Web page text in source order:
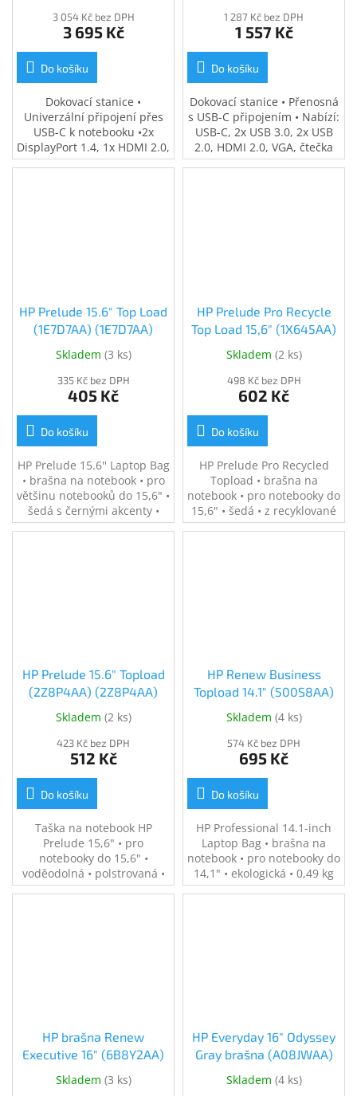
3 054 Kč bez DPH
3 695 Kč
Do košíku
Dokovací stanice •
Univerzální připojení přes
USB-C k notebooku •2x
DisplayPort 1.4, 1x HDMI 2.0,
1x RJ-45, 4x USB 3.0, 2x USB-
1 287 Kč bez DPH
1 557 Kč
Do košíku
Dokovací stanice • Přenosná
s USB-C připojením • Nabízí:
USB-C, 2x USB 3.0, 2x USB
2.0, HDMI 2.0, VGA, čtečka
SD/microSD karet, audio
HP Prelude 15.6" Top Load
(1E7D7AA) (1E7D7AA)
Skladem (3 ks)
335 Kč bez DPH
405 Kč
Do košíku
HP Prelude 15.6'' Laptop Bag
• brašna na notebook • pro
většinu notebooků do 15,6" •
šedá s černými akcenty •
polstrovaná přihrádka na
HP Prelude Pro Recycle
Top Load 15,6" (1X645AA)
Skladem (2 ks)
498 Kč bez DPH
602 Kč
Do košíku
HP Prelude Pro Recycled
Topload • brašna na
notebook • pro notebooky do
15,6" • šedá • z recyklované
tkaniny • 0,38 kg
HP Prelude 15.6" Topload
(2Z8P4AA) (2Z8P4AA)
Skladem (2 ks)
423 Kč bez DPH
512 Kč
Do košíku
Taška na notebook HP
Prelude 15,6" • pro
notebooky do 15,6" •
voděodolná • polstrovaná •
100% polyester • možnost
HP Renew Business
Topload 14.1" (500S8AA)
Skladem (4 ks)
574 Kč bez DPH
695 Kč
Do košíku
HP Professional 14.1-inch
Laptop Bag • brašna na
notebook • pro notebooky do
14,1" • ekologická • 0,49 kg
HP brašna Renew
Executive 16" (6B8Y2AA)
Skladem (3 ks)
HP Everyday 16" Odyssey
Gray brašna (A08JWAA)
Skladem (4 ks)